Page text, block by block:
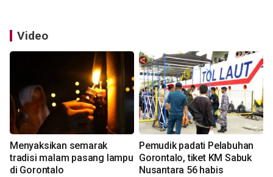
Video
Menyaksikan semarak
tradisi malam pasang lampu
di Gorontalo
Pemudik padati Pelabuhan
Gorontalo, tiket KM Sabuk
Nusantara 56 habis